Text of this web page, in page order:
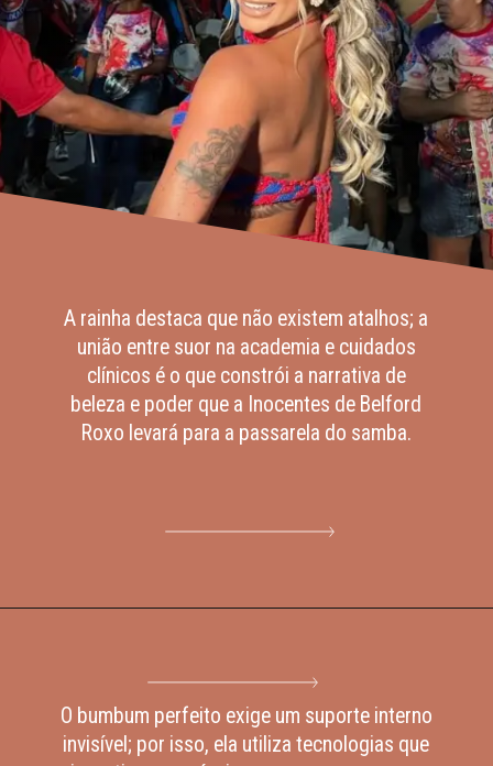
A rainha destaca que não existem atalhos; a
união entre suor na academia e cuidados
clínicos é o que constrói a narrativa de
beleza e poder que a Inocentes de Belford
Roxo levará para a passarela do samba.
O bumbum perfeito exige um suporte interno
invisível; por isso, ela utiliza tecnologias que